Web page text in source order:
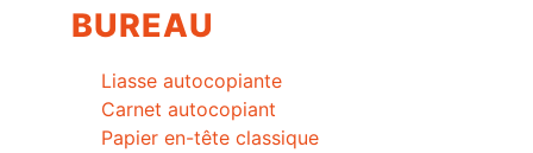
BUREAU
Liasse autocopiante
Carnet autocopiant
Papier en-tête classique